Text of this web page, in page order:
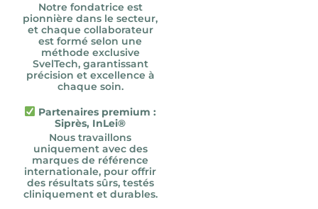
Notre fondatrice est
pionnière dans le secteur,
et chaque collaborateur
est formé selon une
méthode exclusive
SvelTech, garantissant
précision et excellence à
chaque soin.
Partenaires premium :
Siprès, InLei®
Nous travaillons
uniquement avec des
marques de référence
internationale, pour offrir
des résultats sûrs, testés
cliniquement et durables.